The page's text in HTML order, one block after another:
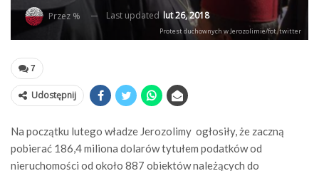
Przez % Last updatedlut 26, 2018
Protest duchownych w Jerozolimie/fot. twitter
7
Udostępnij
Na początku lutego władze Jerozolimy ogłosiły, że ​​zaczną
pobierać 186,4 miliona dolarów tytułem podatków od
nieruchomości od około 887 obiektów należących do